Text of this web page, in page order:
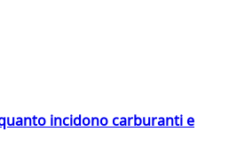
incidono carburanti e